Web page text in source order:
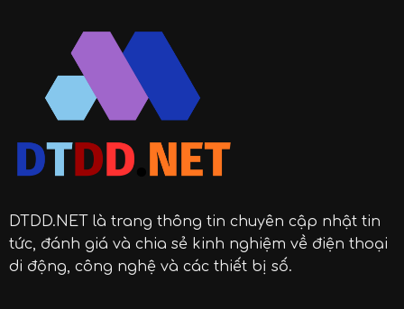
DTDD.NET là trang thông tin chuyên cập nhật tin
tức, đánh giá và chia sẻ kinh nghiệm về điện thoại
di động, công nghệ và các thiết bị số.